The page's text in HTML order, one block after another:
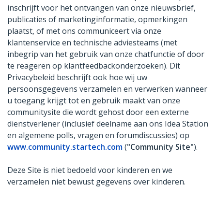
inschrijft voor het ontvangen van onze nieuwsbrief,
publicaties of marketinginformatie, opmerkingen
plaatst, of met ons communiceert via onze
klantenservice en technische adviesteams (met
inbegrip van het gebruik van onze chatfunctie of door
te reageren op klantfeedbackonderzoeken). Dit
Privacybeleid beschrijft ook hoe wij uw
persoonsgegevens verzamelen en verwerken wanneer
u toegang krijgt tot en gebruik maakt van onze
communitysite die wordt gehost door een externe
dienstverlener (inclusief deelname aan ons Idea Station
en algemene polls, vragen en forumdiscussies) op
www.community.startech.com("Community Site").
Deze Site is niet bedoeld voor kinderen en we
verzamelen niet bewust gegevens over kinderen.